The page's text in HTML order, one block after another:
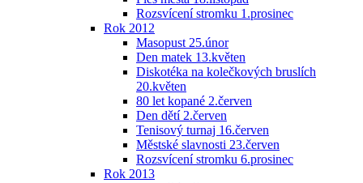
Rozsvícení stromku 1.prosinec
Rok 2012
Masopust 25.únor
Den matek 13.květen
Diskotéka na kolečkových bruslích
20.květen
80 let kopané 2.červen
Den dětí 2.červen
Tenisový turnaj 16.červen
Městské slavnosti 23.červen
Rozsvícení stromku 6.prosinec
Rok 2013